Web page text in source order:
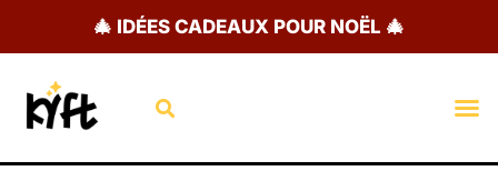
🎄 IDÉES CADEAUX POUR NOËL 🎄
Rechercher